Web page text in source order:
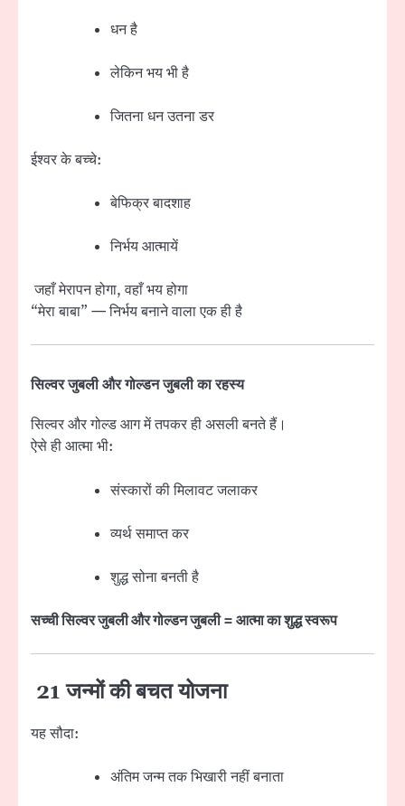
धन है
लेकिन भय भी है
जितना धन उतना डर
ईश्वर के बच्चे:
बेफिक्र बादशाह
निर्भय आत्मायें
जहाँ मेरापन होगा, वहाँ भय होगा
“मेरा बाबा” — निर्भय बनाने वाला एक ही है
सिल्वर जुबली और गोल्डन जुबली का रहस्य
सिल्वर और गोल्ड आग में तपकर ही असली बनते हैं।
ऐसे ही आत्मा भी:
संस्कारों की मिलावट जलाकर
व्यर्थ समाप्त कर
शुद्ध सोना बनती है
सच्ची सिल्वर जुबली और गोल्डन जुबली = आत्मा का शुद्ध स्वरूप
21 जन्मों की बचत योजना
यह सौदा:
अंतिम जन्म तक भिखारी नहीं बनाता